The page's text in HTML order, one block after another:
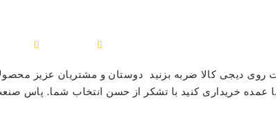
روی دیجی کالا ضربه بزنید دوستان و مشتریان عزیز
عمده خریداری کنید با تشکر از حسن انتخاب شما. پاس